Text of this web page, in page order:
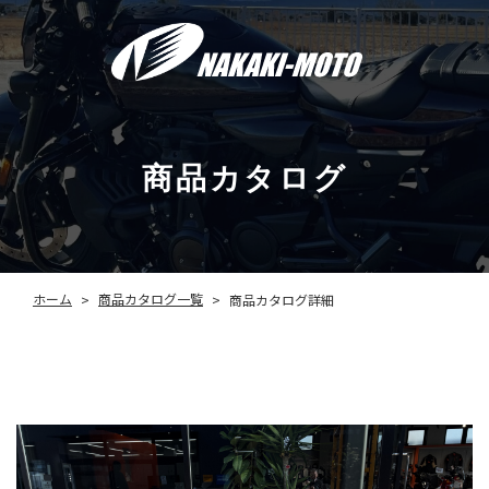
商品カタログ
ホーム > 商品カタログ一覧 > 商品カタログ詳細